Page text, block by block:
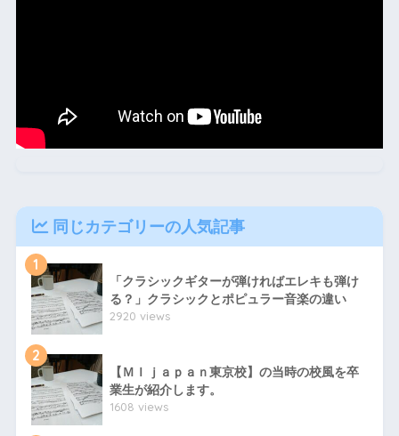
同じカテゴリーの人気記事
1
「クラシックギターが弾ければエレキも弾け
る？」クラシックとポピュラー音楽の違い
2920 views
2
【ＭＩｊａｐａｎ東京校】の当時の校風を卒
業生が紹介します。
1608 views